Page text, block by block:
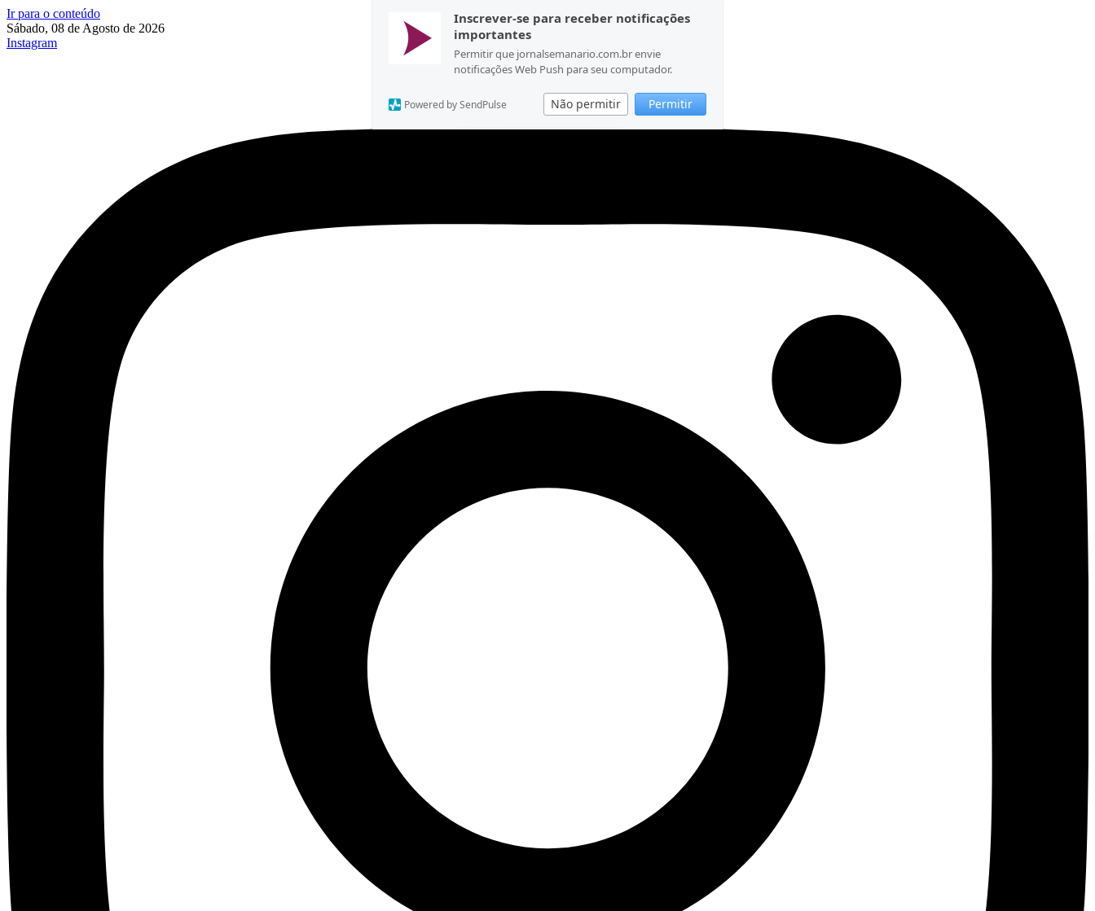
Inscrever-se para receber notificações
importantes
Permitir que jornalsemanario.com.br envie
notificações Web Push para seu computador.
Não permitir Permitir
Powered by SendPulse
Ir para o conteúdo
Sábado, 08 de Agosto de 2026
Instagram